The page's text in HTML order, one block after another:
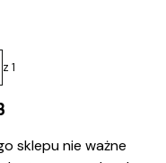
z 1
sklepu nie ważne